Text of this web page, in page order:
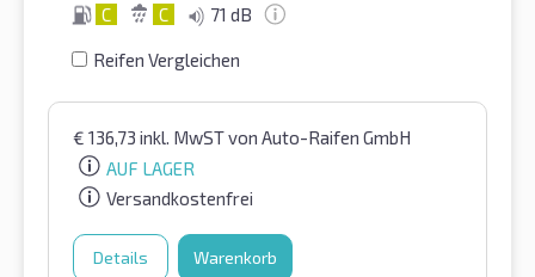
C C 71 dB
Reifen Vergleichen
€ 136,73 inkl. MwSTvon Auto-Raifen GmbH
AUF LAGER
Versandkostenfrei
Details Warenkorb